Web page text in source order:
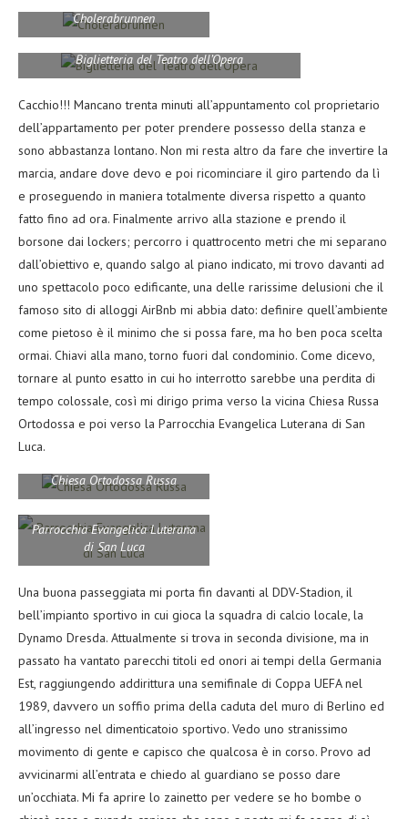
Cholerabrunnen
Biglietteria del Teatro dell’Opera
Cacchio!!! Mancano trenta minuti all’appuntamento col proprietario
dell’appartamento per poter prendere possesso della stanza e
sono abbastanza lontano. Non mi resta altro da fare che invertire la
marcia, andare dove devo e poi ricominciare il giro partendo da lì
e proseguendo in maniera totalmente diversa rispetto a quanto
fatto fino ad ora. Finalmente arrivo alla stazione e prendo il
borsone dai lockers; percorro i quattrocento metri che mi separano
dall’obiettivo e, quando salgo al piano indicato, mi trovo davanti ad
uno spettacolo poco edificante, una delle rarissime delusioni che il
famoso sito di alloggi AirBnb mi abbia dato: definire quell’ambiente
come pietoso è il minimo che si possa fare, ma ho ben poca scelta
ormai. Chiavi alla mano, torno fuori dal condominio. Come dicevo,
tornare al punto esatto in cui ho interrotto sarebbe una perdita di
tempo colossale, così mi dirigo prima verso la vicina Chiesa Russa
Ortodossa e poi verso la Parrocchia Evangelica Luterana di San
Luca.
Chiesa Ortodossa Russa
Parrocchia Evangelica Luterana
di San Luca
Una buona passeggiata mi porta fin davanti al DDV-Stadion, il
bell’impianto sportivo in cui gioca la squadra di calcio locale, la
Dynamo Dresda. Attualmente si trova in seconda divisione, ma in
passato ha vantato parecchi titoli ed onori ai tempi della Germania
Est, raggiungendo addirittura una semifinale di Coppa UEFA nel
1989, davvero un soffio prima della caduta del muro di Berlino ed
all’ingresso nel dimenticatoio sportivo. Vedo uno stranissimo
movimento di gente e capisco che qualcosa è in corso. Provo ad
avvicinarmi all’entrata e chiedo al guardiano se posso dare
un’occhiata. Mi fa aprire lo zainetto per vedere se ho bombe o